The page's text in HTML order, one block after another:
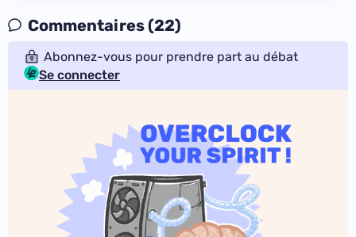
Commentaires (22)
Abonnez-vous pour prendre part au débat
Se connecter